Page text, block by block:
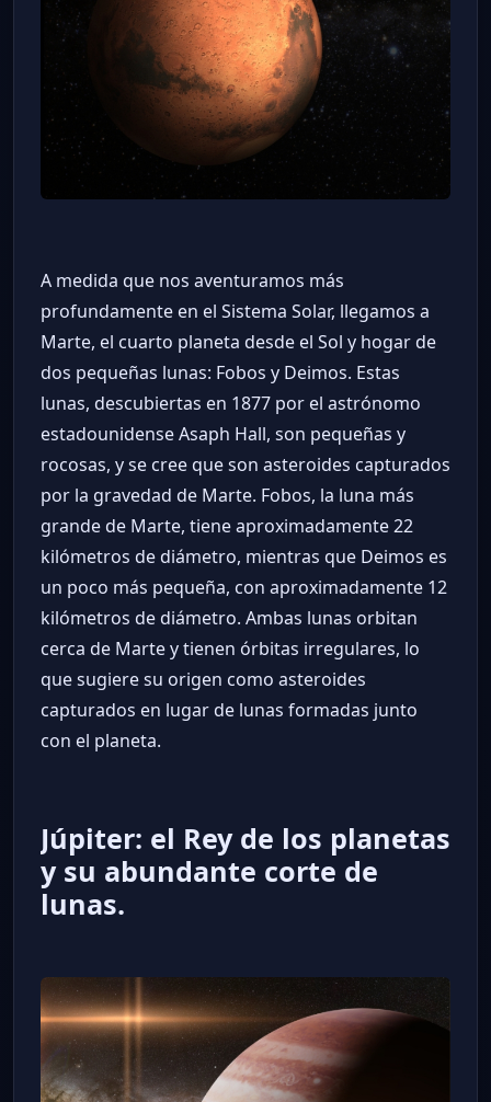
A medida que nos aventuramos más
profundamente en el Sistema Solar, llegamos a
Marte, el cuarto planeta desde el Sol y hogar de
dos pequeñas lunas: Fobos y Deimos. Estas
lunas, descubiertas en 1877 por el astrónomo
estadounidense Asaph Hall, son pequeñas y
rocosas, y se cree que son asteroides capturados
por la gravedad de Marte. Fobos, la luna más
grande de Marte, tiene aproximadamente 22
kilómetros de diámetro, mientras que Deimos es
un poco más pequeña, con aproximadamente 12
kilómetros de diámetro. Ambas lunas orbitan
cerca de Marte y tienen órbitas irregulares, lo
que sugiere su origen como asteroides
capturados en lugar de lunas formadas junto
con el planeta.
Júpiter: el Rey de los planetas
y su abundante corte de
lunas.